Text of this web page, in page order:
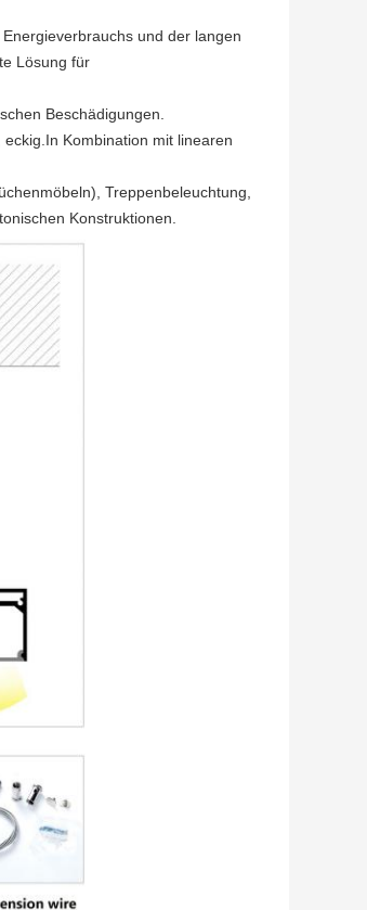
und der langen
Lösung für
Beschädigungen.
Kombination mit linearen
Treppenbeleuchtung,
Konstruktionen.